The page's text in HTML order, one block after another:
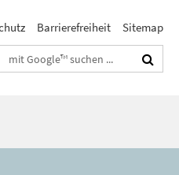
Barrierefreiheit Sitemap
Suchbegriffe